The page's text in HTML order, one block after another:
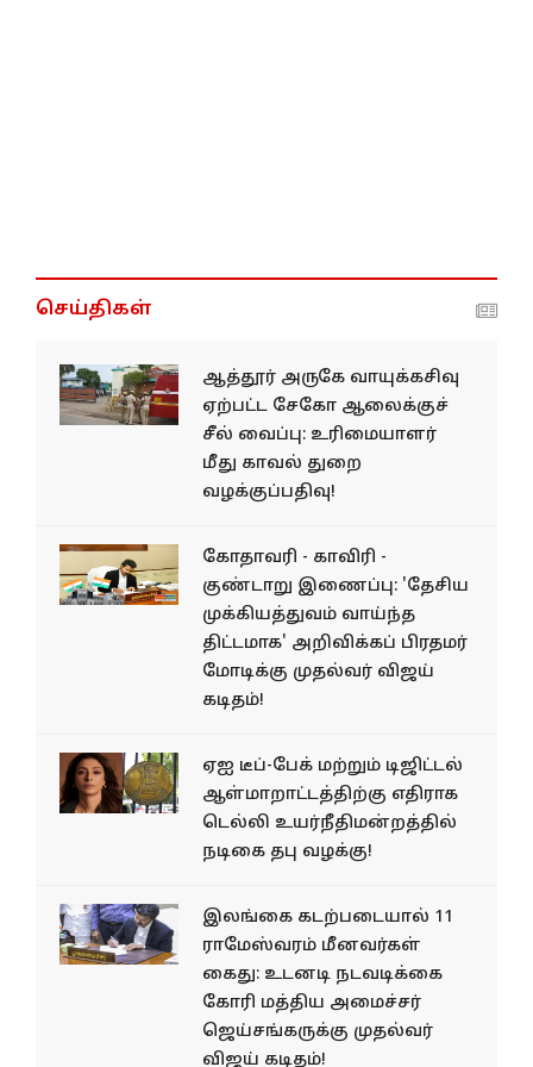
செய்திகள்
ஆத்தூர் அருகே வாயுக்கசிவு
ஏற்பட்ட சேகோ ஆலைக்குச்
சீல் வைப்பு: உரிமையாளர்
மீது காவல் துறை
வழக்குப்பதிவு!
கோதாவரி - காவிரி -
குண்டாறு இணைப்பு: 'தேசிய
முக்கியத்துவம் வாய்ந்த
திட்டமாக' அறிவிக்கப் பிரதமர்
மோடிக்கு முதல்வர் விஜய்
கடிதம்!
ஏஐ டீப்-பேக் மற்றும் டிஜிட்டல்
ஆள்மாறாட்டத்திற்கு எதிராக
டெல்லி உயர்நீதிமன்றத்தில்
நடிகை தபு வழக்கு!
இலங்கை கடற்படையால் 11
ராமேஸ்வரம் மீனவர்கள்
கைது: உடனடி நடவடிக்கை
கோரி மத்திய அமைச்சர்
ஜெய்சங்கருக்கு முதல்வர்
விஜய் கடிதம்!